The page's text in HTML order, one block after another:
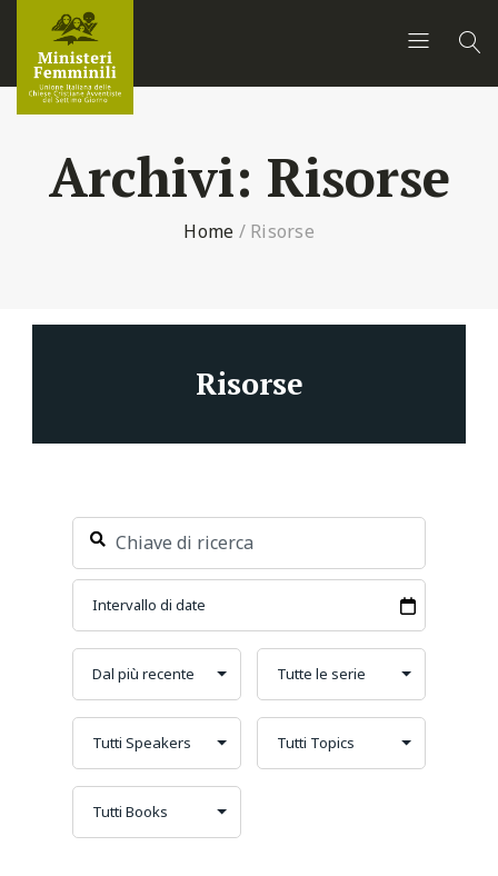
Archivi: Risorse
Home / Risorse
Risorse